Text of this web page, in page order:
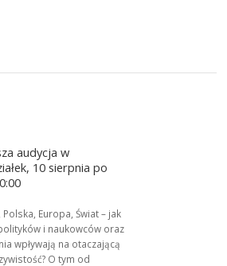
audycja w
10 sierpnia po
Polska, Europa, Świat – jak
i naukowców oraz
wpływają na otaczającą
O tym od